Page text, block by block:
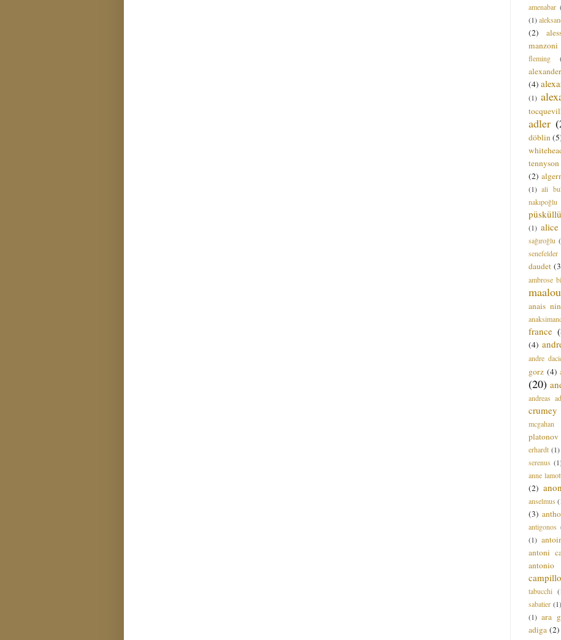
amenabar
(1)
(2)
manzoni
fleming
(4)
(1)
adler
döblin
tennyson
(2)
(1) ali
nakıpoğlu
(1)
sağıroğlu
senefelder
daudet
ambrose
anais nin
france
(4)
andre
gorz (4)
(20)
andreas
crumey
mcgahan
platonov
erhardt (1)
serenus
anne
(2)
anselmus
(3)
antigonos
(1)
antoni
antonio
campillo
tabucchi
sabatier (1)
(1) ara
adiga (2)